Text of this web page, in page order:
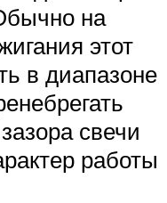
на
этот
в диапазоне
свечи
работы